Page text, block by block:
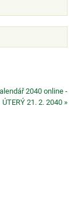
2040 online -
ÚTERÝ 21. 2. 2040 »